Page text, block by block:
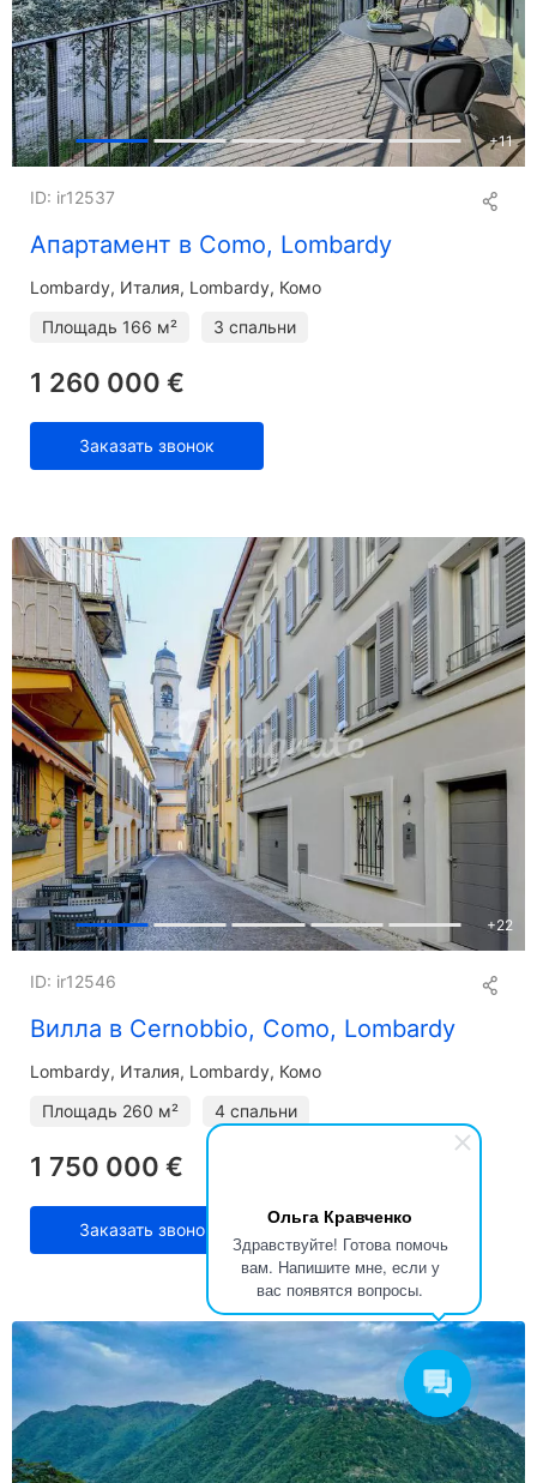
Ольга Кравченко
Здравствуйте! Готова помочь
вам. Напишите мне, если у
вас появятся вопросы.
+11
Апартамент в Como, Lombardy
ID: ir12537
Lombardy Италия, Lombardy, Комо
Площадь 166 м² 3 спальни
1 260 000 €
Заказать звонок
+22
Вилла в Cernobbio, Como, Lombardy
ID: ir12546
Lombardy Италия, Lombardy, Комо
Площадь 260 м² 4 спальни
1 750 000 €
Заказать звонок